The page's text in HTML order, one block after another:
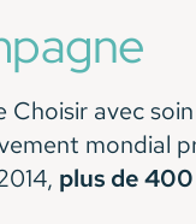
Choisir avec
mondial
plus de